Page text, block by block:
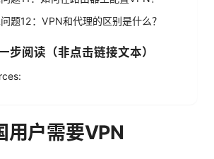
题12：VPN和代理的区别是什么？
步阅读（非点击链接文本）
用户需要VPN